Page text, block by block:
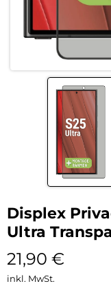
Displex
Ultra
21,90 €
inkl. MwSt.